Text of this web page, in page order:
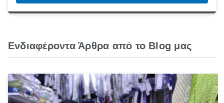
Ενδιαφέροντα Άρθρα από το Blog μας